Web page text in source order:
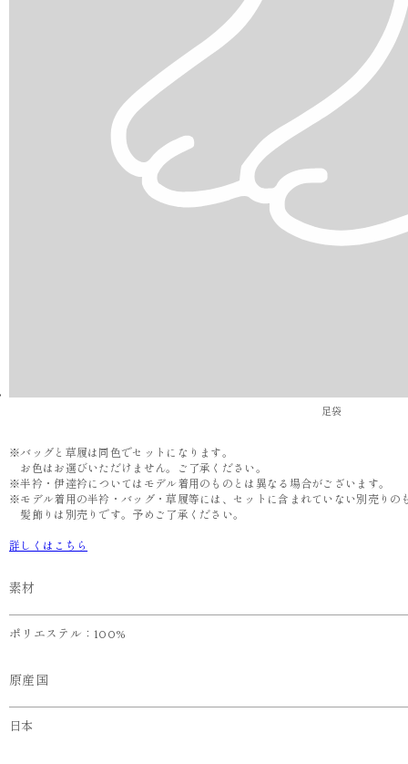
足袋
※バッグと草履は同色でセットになります。
お色はお選びいただけません。ご了承ください。
※半衿・伊達衿についてはモデル着用のものとは異なる場合がございます。
※モデル着用の半衿・バッグ・草履等には、セットに含まれていない別売りの
髪飾りは別売りです。予めご了承ください。
詳しくはこちら
素材
ポリエステル：100%
原産国
日本